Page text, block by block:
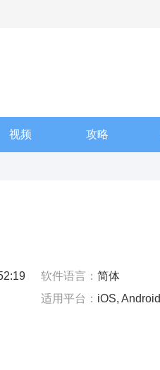
视频 攻略
软件语言： 简体
适用平台： iOS, Android